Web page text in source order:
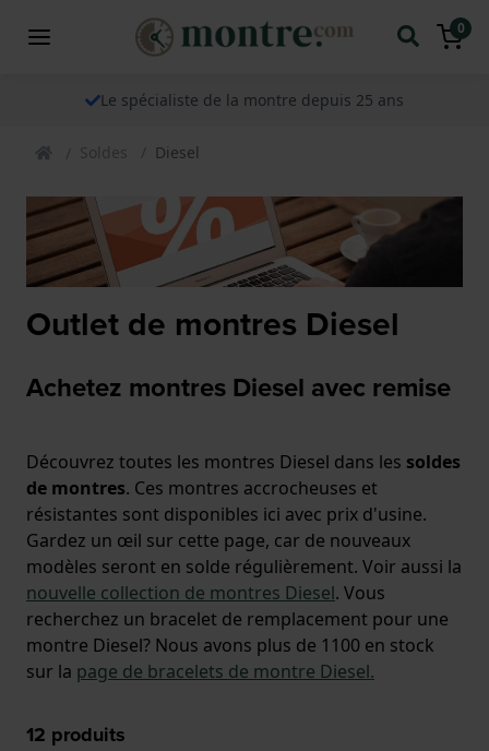
0
Le spécialiste de la montre depuis 25 ans
Soldes Diesel
Outlet de montres Diesel
Achetez montres Diesel avec remise
Découvrez toutes les montres Diesel dans les soldes
de montres. Ces montres accrocheuses et
résistantes sont disponibles ici avec prix d'usine.
Gardez un œil sur cette page, car de nouveaux
modèles seront en solde régulièrement. Voir aussi la
nouvelle collection de montres Diesel. Vous
recherchez un bracelet de remplacement pour une
montre Diesel? Nous avons plus de 1100 en stock
sur la page de bracelets de montre Diesel.
12 produits